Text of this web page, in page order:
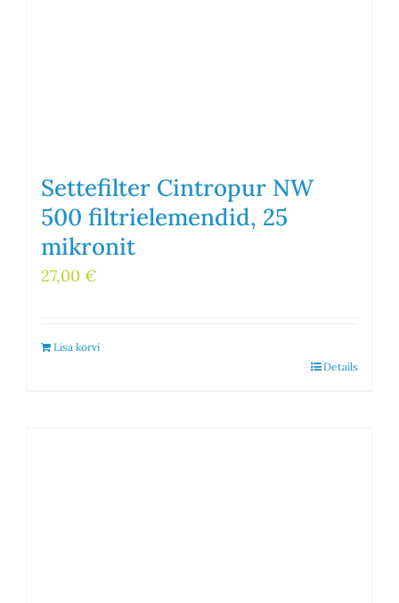
Settefilter Cintropur NW
500 filtrielemendid, 25
mikronit
27,00 €
Lisa korvi
Details